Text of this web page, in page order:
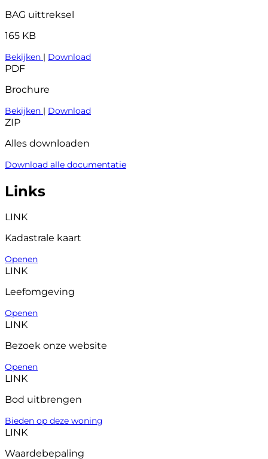
BAG uittreksel
165 KB
Bekijken | Download
PDF
Brochure
Bekijken | Download
ZIP
Alles downloaden
Download alle documentatie
Links
LINK
Kadastrale kaart
Openen
LINK
Leefomgeving
Openen
LINK
Bezoek onze website
Openen
LINK
Bod uitbrengen
Bieden op deze woning
LINK
Waardebepaling